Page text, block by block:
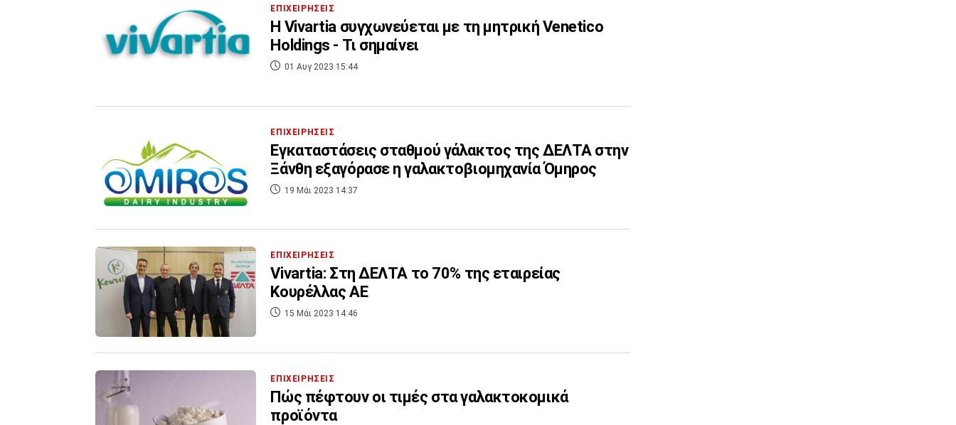
ΕΠΙΧΕΙΡΗΣΕΙΣ
Η Vivartia συγχωνεύεται με τη μητρική Venetico
Holdings - Τι σημαίνει
01 Αυγ 2023 15:44
ΕΠΙΧΕΙΡΗΣΕΙΣ
Εγκαταστάσεις σταθμού γάλακτος της ΔΕΛΤΑ στην
Ξάνθη εξαγόρασε η γαλακτοβιομηχανία Όμηρος
19 Μάι 2023 14:37
ΕΠΙΧΕΙΡΗΣΕΙΣ
Vivartia: Στη ΔΕΛΤΑ τo 70% της εταιρείας
Κουρέλλας ΑΕ
15 Μάι 2023 14:46
ΕΠΙΧΕΙΡΗΣΕΙΣ
Πώς πέφτουν οι τιμές στα γαλακτοκομικά
προϊόντα